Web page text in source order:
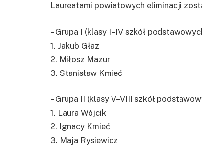
Laureatami powiatowych eliminacji
– Grupa I (klasy I–IV szkół
1. Jakub Głaz
2. Miłosz Mazur
3. Stanisław Kmieć
– Grupa II (klasy V–VIII szkół
1. Laura Wójcik
2. Ignacy Kmieć
3. Maja Rysiewicz